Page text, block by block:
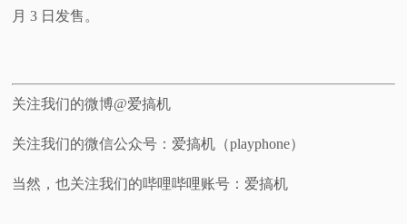
月 3 日发售。
关注我们的微博@爱搞机
关注我们的微信公众号：爱搞机（playphone）
当然，也关注我们的哔哩哔哩账号：爱搞机